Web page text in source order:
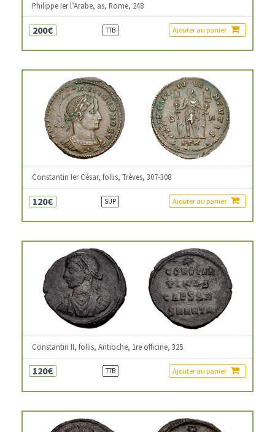
Philippe Ier l’Arabe, as, Rome, 248
200€ TTB Ajouter au panier
Constantin Ier César, follis, Trèves, 307-308
120€ SUP Ajouter au panier
Constantin II, follis, Antioche, 1re officine, 325
120€ TTB Ajouter au panier